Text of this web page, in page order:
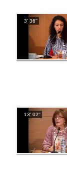
3' 36''
13' 02''